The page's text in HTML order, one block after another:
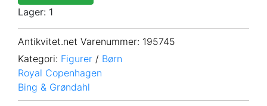
Lager: 1
Antikvitet.net Varenummer: 195745
Kategori: Figurer / Børn
Royal Copenhagen
Bing & Grøndahl